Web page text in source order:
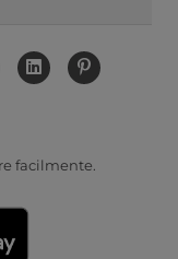
facilmente.